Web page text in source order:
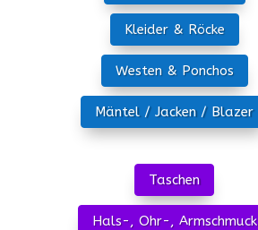
Kleider & Röcke
Westen & Ponchos
Mäntel / Jacken / Blazer
Taschen
Hals-, Ohr-, Armschmuck